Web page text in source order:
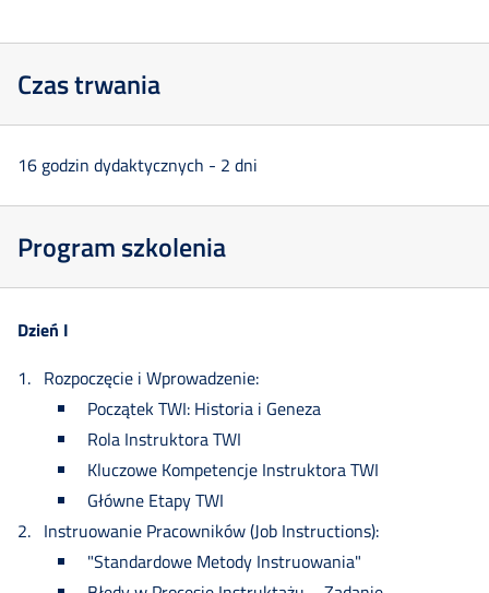
Czas trwania
16 godzin dydaktycznych - 2 dni
Program szkolenia
Dzień I
Rozpoczęcie i Wprowadzenie:
Początek TWI: Historia i Geneza
Rola Instruktora TWI
Kluczowe Kompetencje Instruktora TWI
Główne Etapy TWI
Instruowanie Pracowników (Job Instructions):
"Standardowe Metody Instruowania"